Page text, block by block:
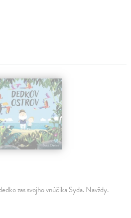
zas svojho vnúčika Syda. Navždy.